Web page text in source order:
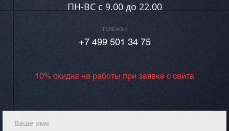
ПН-ВC c 9.00 до 22.00
ТЕЛЕФОН
+7 499 501 34 75
10% скидка на работы при заявке с сайта